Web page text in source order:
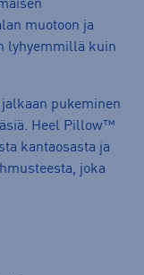
muotoon ja
lyhyemmillä kuin
pukeminen
Heel Pillow™
kantaosasta ja
joka